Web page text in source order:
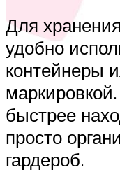
Для
удобно
контейнеры
быстрее
просто
гардероб.